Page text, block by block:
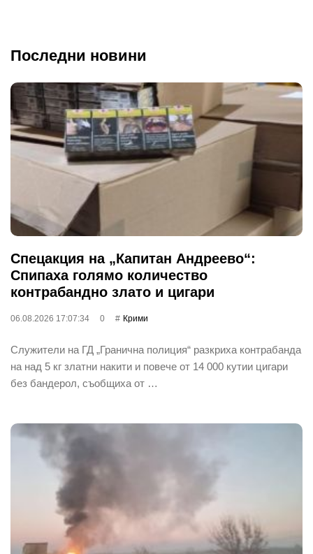
Последни новини
Спецакция на „Капитан Андреево“:
Спипаха голямо количество
контрабандно злато и цигари
06.08.2026 17:07:34 0 Крими
Служители на ГД „Гранична полиция“ разкриха контрабанда
на над 5 кг златни накити и повече от 14 000 кутии цигари
без бандерол, съобщиха от …